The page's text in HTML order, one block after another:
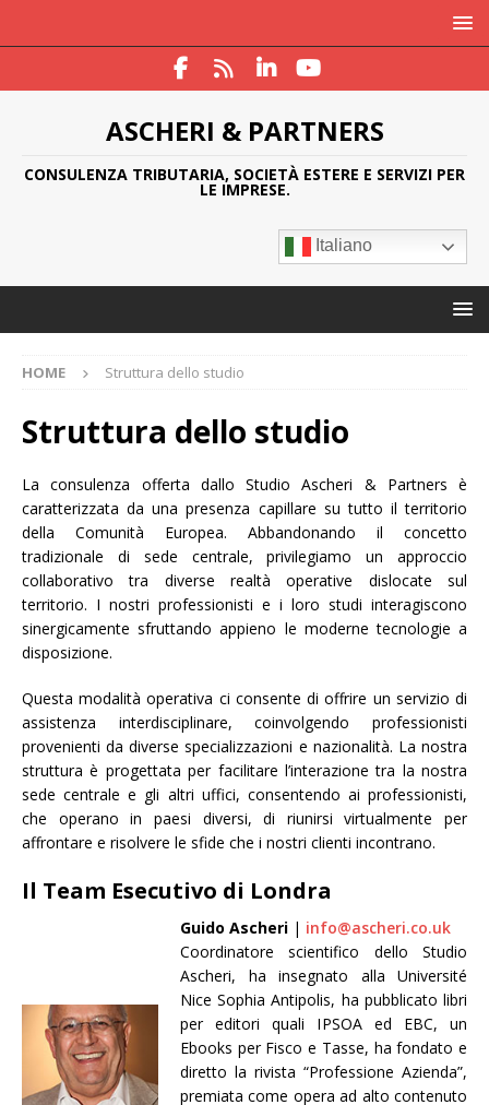
ASCHERI & PARTNERS
CONSULENZA TRIBUTARIA, SOCIETÀ ESTERE E SERVIZI PER
LE IMPRESE.
Italiano
HOME Struttura dello studio
Struttura dello studio
La consulenza offerta dallo Studio Ascheri & Partners è
caratterizzata da una presenza capillare su tutto il territorio
della Comunità Europea. Abbandonando il concetto
tradizionale di sede centrale, privilegiamo un approccio
collaborativo tra diverse realtà operative dislocate sul
territorio. I nostri professionisti e i loro studi interagiscono
sinergicamente sfruttando appieno le moderne tecnologie a
disposizione.
Questa modalità operativa ci consente di offrire un servizio di
assistenza interdisciplinare, coinvolgendo professionisti
provenienti da diverse specializzazioni e nazionalità. La nostra
struttura è progettata per facilitare l’interazione tra la nostra
sede centrale e gli altri uffici, consentendo ai professionisti,
che operano in paesi diversi, di riunirsi virtualmente per
affrontare e risolvere le sfide che i nostri clienti incontrano.
Il Team Esecutivo di Londra
Guido Ascheri | info@ascheri.co.uk
Coordinatore scientifico dello Studio
Ascheri, ha insegnato alla Université
Nice Sophia Antipolis, ha pubblicato libri
per editori quali IPSOA ed EBC, un
Ebooks per Fisco e Tasse, ha fondato e
diretto la rivista “Professione Azienda”,
premiata come opera ad alto contenuto